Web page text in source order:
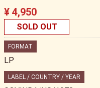
¥ 4,950
SOLD OUT
FORMAT
LP
LABEL / COUNTRY / YEAR